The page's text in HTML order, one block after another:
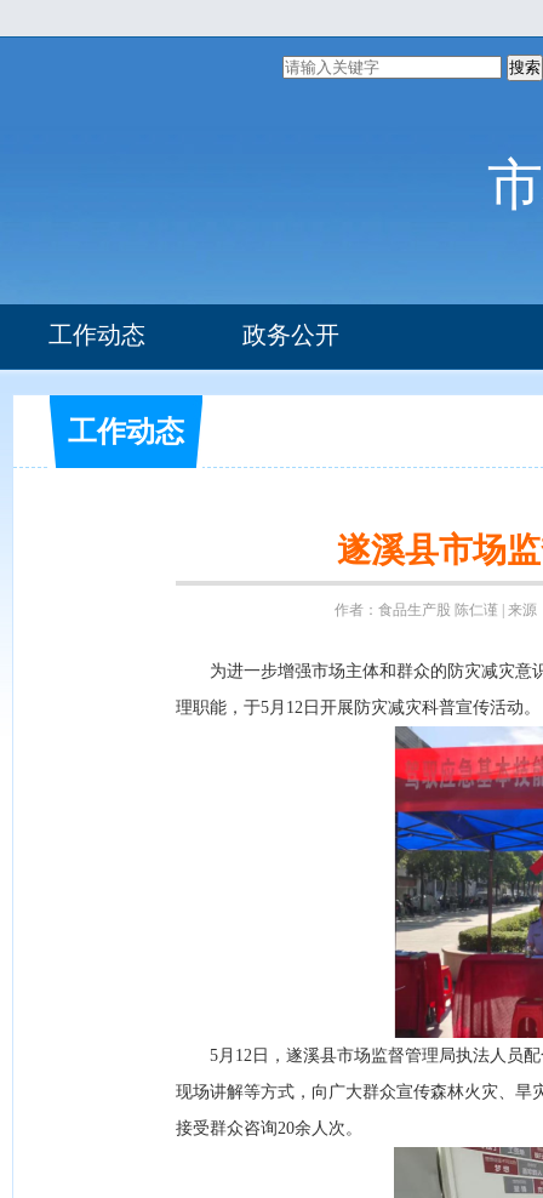
搜索
工作动态 政务公开
组织机构 部门文件
工作动态
遂溪县市场
作者：食品生产股 陈仁谨 | 来
为进一步增强市场主体和群众的防灾减灾意
理职能，于5月12日开展防灾减灾科普宣传活动。
5月12日，遂溪县市场监督管理局执法人员配
现场讲解等方式，向广大群众宣传森林火灾、旱
接受群众咨询20余人次。